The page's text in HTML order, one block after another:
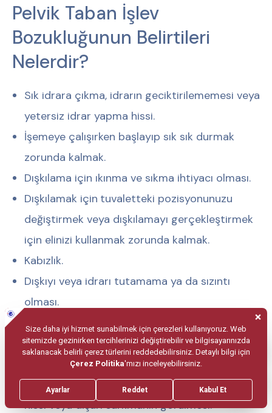
Pelvik Taban İşlev
Bozukluğunun Belirtileri
Nelerdir?
Sık idrara çıkma, idrarın geciktirilememesi veya
yetersiz idrar yapma hissi.
İşemeye çalışırken başlayıp sık sık durmak
zorunda kalmak.
Dışkılama için ıkınma ve sıkma ihtiyacı olması.
Dışkılamak için tuvaletteki pozisyonunuzu
değiştirmek veya dışkılamayı gerçekleştirmek
için elinizi kullanmak zorunda kalmak.
Kabızlık.
Dışkıyı veya idrarı tutamama ya da sızıntı
olması.
Ağrılı idrara çıkma.
Açıklanamayan bel ağrısı.
Pelvik bölgede, vajende veya makatta
dolgunluk, pelvik organların dışarı sarkıyormuş
hissi veya dışarı sarkmanın görülmesi.